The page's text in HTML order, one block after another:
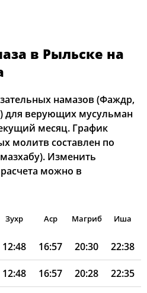
в Рыльске на
намазов (Фаждр,
для верующих мусульман
месяц. График
молитв составлен по
Изменить
можно в
Зухр Аср Магриб Иша
12:48 16:57 20:30 22:38
12:48 16:57 20:28 22:35